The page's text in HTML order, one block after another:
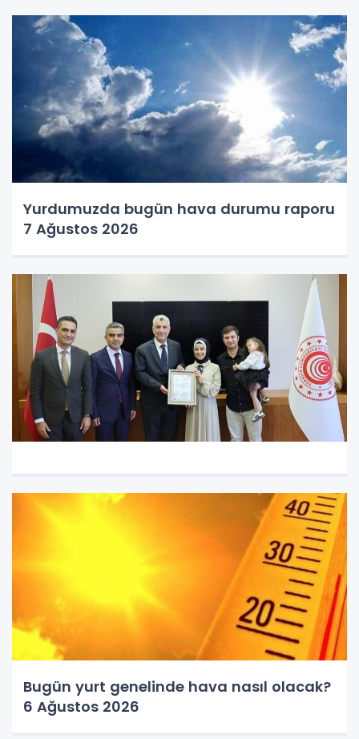
Yurdumuzda bugün hava durumu raporu
7 Ağustos 2026
Bugün yurt genelinde hava nasıl olacak?
6 Ağustos 2026